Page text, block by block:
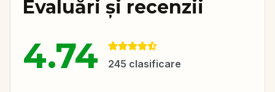
Evaluări și recenzii
4.74 245 clasificare